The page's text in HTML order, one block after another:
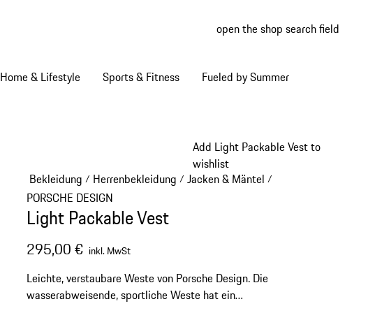
open the shop search field
Home & Lifestyle Sports & Fitness Fueled by Summer
Add Light Packable Vest to
wishlist
Bekleidung / Herrenbekleidung / Jacken & Mäntel /
PORSCHE DESIGN
Light Packable Vest
295,00 € inkl. MwSt
Leichte, verstaubare Weste von Porsche Design. Die
wasserabweisende, sportliche Weste hat ein